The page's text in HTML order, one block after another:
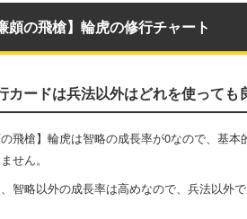
頗の飛槍】輪虎の修行チャート
カードは兵法以外はどれを使っても
の飛槍】輪虎は智略の成長率が0なので、基
せん。
智略以外の成長率は高めなので、兵法以外